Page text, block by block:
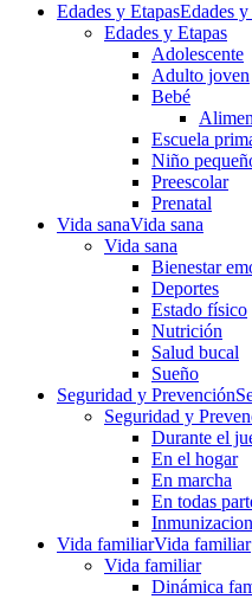
Edades y EtapasEdades y
Edades y Etapas
Adolescente
Adulto joven
Bebé
Escuela
Niño
Preescolar
Prenatal
Vida sanaVida sana
Vida sana
Bienestar
Deportes
Estado físico
Nutrición
Salud bucal
Sueño
Seguridad y Prevención
Seguridad y
Durante el
En el hogar
En marcha
En todas
Vida familiarVida familiar
Vida familiar
Dinámica